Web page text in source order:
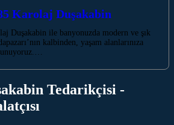
Karolaj Duşakabin
Duşakabin ile banyonuzda modern ve şık
kalbinden, yaşam alanlarınıza
Tedarikçisi -